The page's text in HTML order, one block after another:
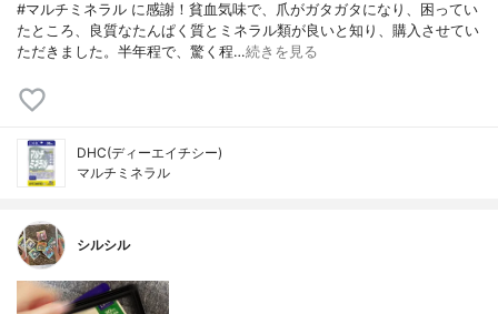
#マルチミネラル に感謝！貧血気味で、爪がガタガタになり、困ってい
たところ、良質なたんぱく質とミネラル類が良いと知り、購入させてい
ただきました。半年程で、驚く程…続きを見る
DHC(ディーエイチシー)
マルチミネラル
シルシル